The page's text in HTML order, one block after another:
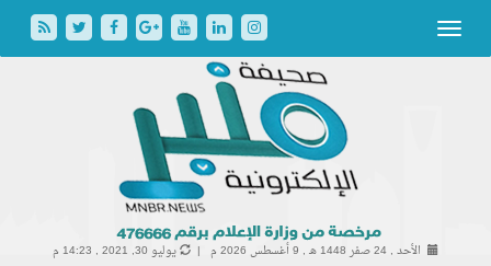
الأحد , 24 صفر 1448 هـ , 9 أغسطس 2026 م | يوليو 30, 2021 , 14:23 م